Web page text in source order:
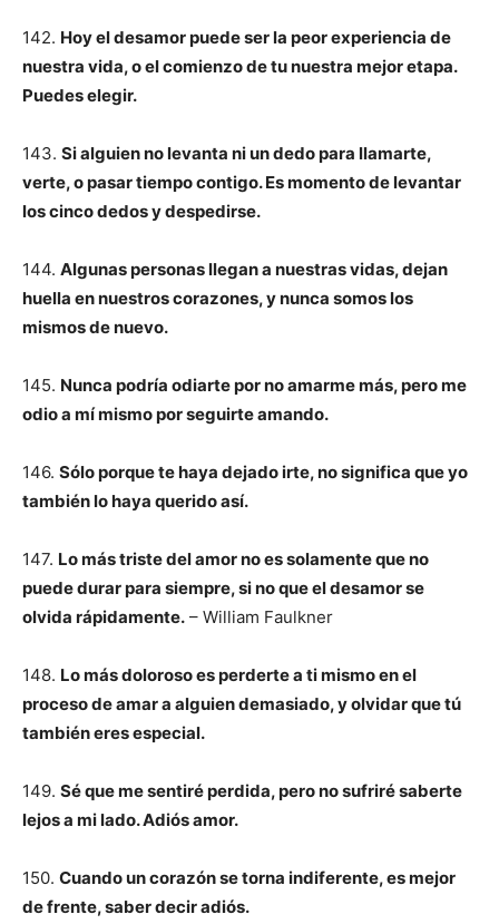
142. Hoy el desamor puede ser la peor experiencia de
nuestra vida, o el comienzo de tu nuestra mejor etapa.
Puedes elegir.
143. Si alguien no levanta ni un dedo para llamarte,
verte, o pasar tiempo contigo. Es momento de levantar
los cinco dedos y despedirse.
144. Algunas personas llegan a nuestras vidas, dejan
huella en nuestros corazones, y nunca somos los
mismos de nuevo.
145. Nunca podría odiarte por no amarme más, pero me
odio a mí mismo por seguirte amando.
146. Sólo porque te haya dejado irte, no significa que yo
también lo haya querido así.
147. Lo más triste del amor no es solamente que no
puede durar para siempre, si no que el desamor se
olvida rápidamente. – William Faulkner
148. Lo más doloroso es perderte a ti mismo en el
proceso de amar a alguien demasiado, y olvidar que tú
también eres especial.
149. Sé que me sentiré perdida, pero no sufriré saberte
lejos a mi lado. Adiós amor.
150. Cuando un corazón se torna indiferente, es mejor
de frente, saber decir adiós.